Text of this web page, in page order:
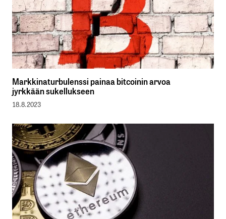
Markkinaturbulenssi painaa bitcoinin arvoa
jyrkkään sukellukseen
18.8.2023